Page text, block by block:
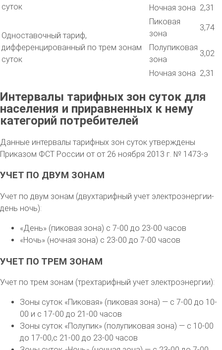
суток
Ночная зона 2,31
Одноставочный тариф,
дифференцированный по трем зонам
суток
Пиковая
зона
3,74
Полупиковая
зона
3,02
Ночная зона 2,31
Интервалы тарифных зон суток для
населения и приравненных к нему
категорий потребителей
Данные интервалы тарифных зон суток утверждены
Приказом ФСТ России от от 26 ноября 2013 г. № 1473-э
УЧЕТ ПО ДВУМ ЗОНАМ
Учет по двум зонам (двухтарифный учет электроэнергии-
день ночь):
«День» (пиковая зона) с 7-00 до 23-00 часов
«Ночь» (ночная зона) с 23-00 до 7-00 часов
УЧЕТ ПО ТРЕМ ЗОНАМ
Учет по трем зонам (трехтарифный учет электроэнергии):
Зоны суток «Пиковая» (пиковая зона) — с 7-00 до 10-
00 и с 17-00 до 21-00 часов
Зоны суток «Полупик» (полупиковая зона) — с 10-00
до 17-00,с 21-00 до 23-00 часов